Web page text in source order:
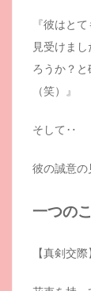
『彼はと
見受けま
ろうか？
（笑）』
そして‥
彼の誠意
一つの
【真剣交